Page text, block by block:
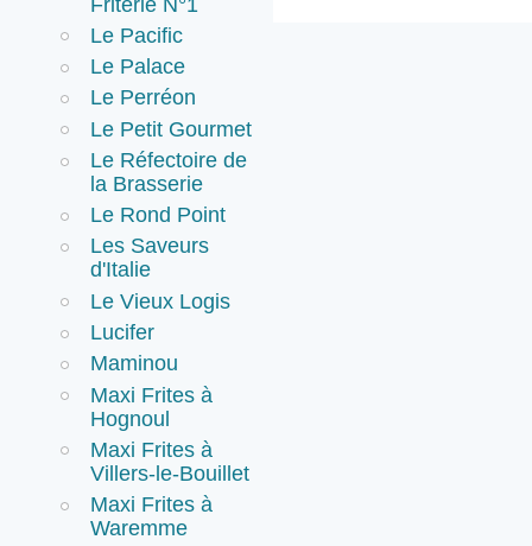
Le Pacific
Le Palace
Le Perréon
Le Petit Gourmet
Le Réfectoire de
la Brasserie
Le Rond Point
Les Saveurs
d'Italie
Le Vieux Logis
Lucifer
Maminou
Maxi Frites à
Hognoul
Maxi Frites à
Villers-le-Bouillet
Maxi Frites à
Waremme